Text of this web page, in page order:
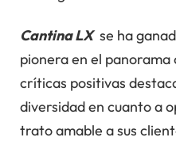
Cantina LXse ha
pionera en el panorama
críticas positivas
diversidad en cuanto a
trato amable a sus